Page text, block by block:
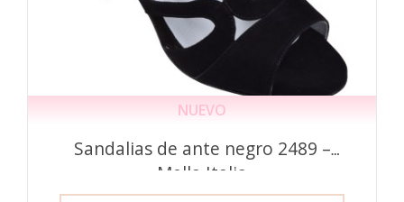
NUEVO
Sandalias de ante negro 2489 –
Mella Italia